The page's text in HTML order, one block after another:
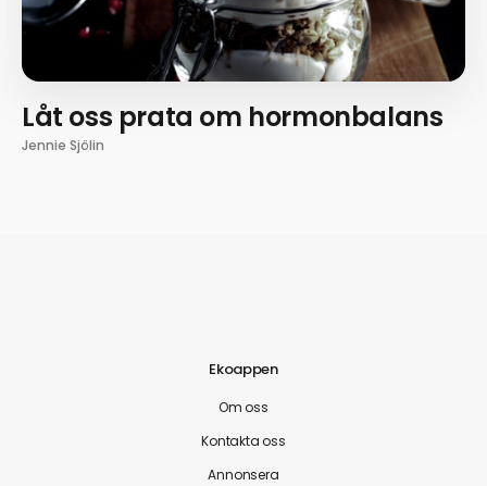
Låt oss prata om hormonbalans
Jennie Sjölin
Ekoappen
Om oss
Kontakta oss
Annonsera